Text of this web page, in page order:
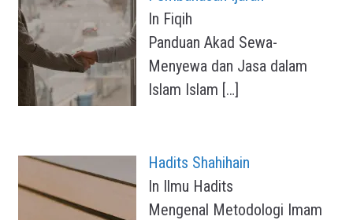
In Fiqih
Panduan Akad Sewa-
Menyewa dan Jasa dalam
Islam Islam […]
Hadits Shahihain
In Ilmu Hadits
Mengenal Metodologi Imam